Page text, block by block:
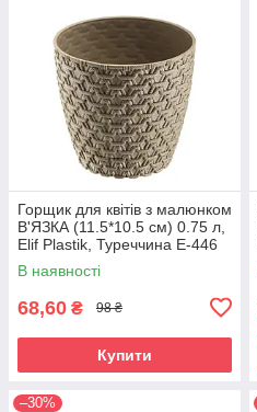
Горщик для квітів з малюнком
В'ЯЗКА (11.5*10.5 см) 0.75 л,
Elif Plastik, Туреччина Е-446
В наявності
68,60 ₴ 98 ₴
Купити
–30%